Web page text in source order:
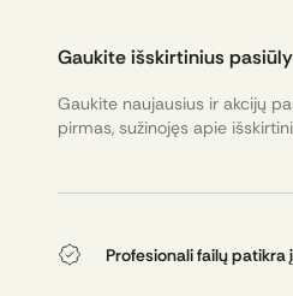
Gaukite išskirtinius
Gaukite naujausius ir akcijų
pirmas, sužinojęs apie
Profesionali failų patikra